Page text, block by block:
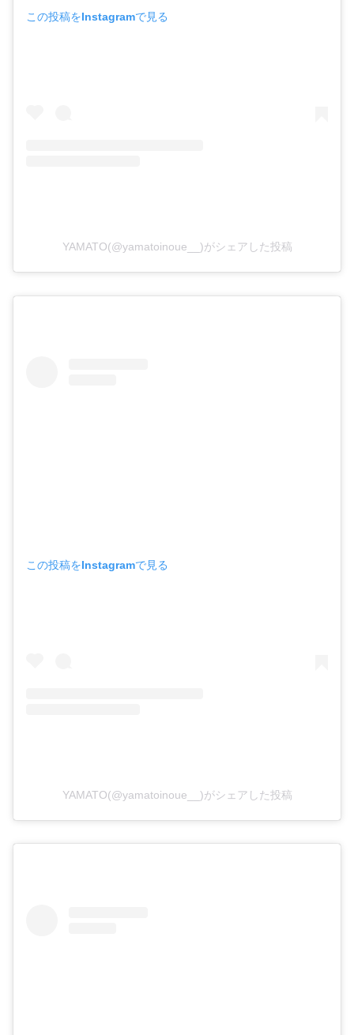
この投稿をInstagramで見る
YAMATO(@yamatoinoue__)がシェアした投稿
この投稿をInstagramで見る
YAMATO(@yamatoinoue__)がシェアした投稿